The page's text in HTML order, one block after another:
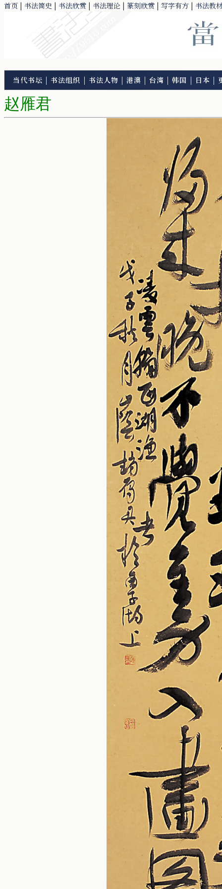
首页 | 书法简史 | 书法欣赏 | 书法理论 | 篆刻欣赏 | 写字有方 | 书法教
当代书坛 | 书法组织 | 书法人物 | 港澳 | 台湾 |韩国 | 日本 |
赵雁君